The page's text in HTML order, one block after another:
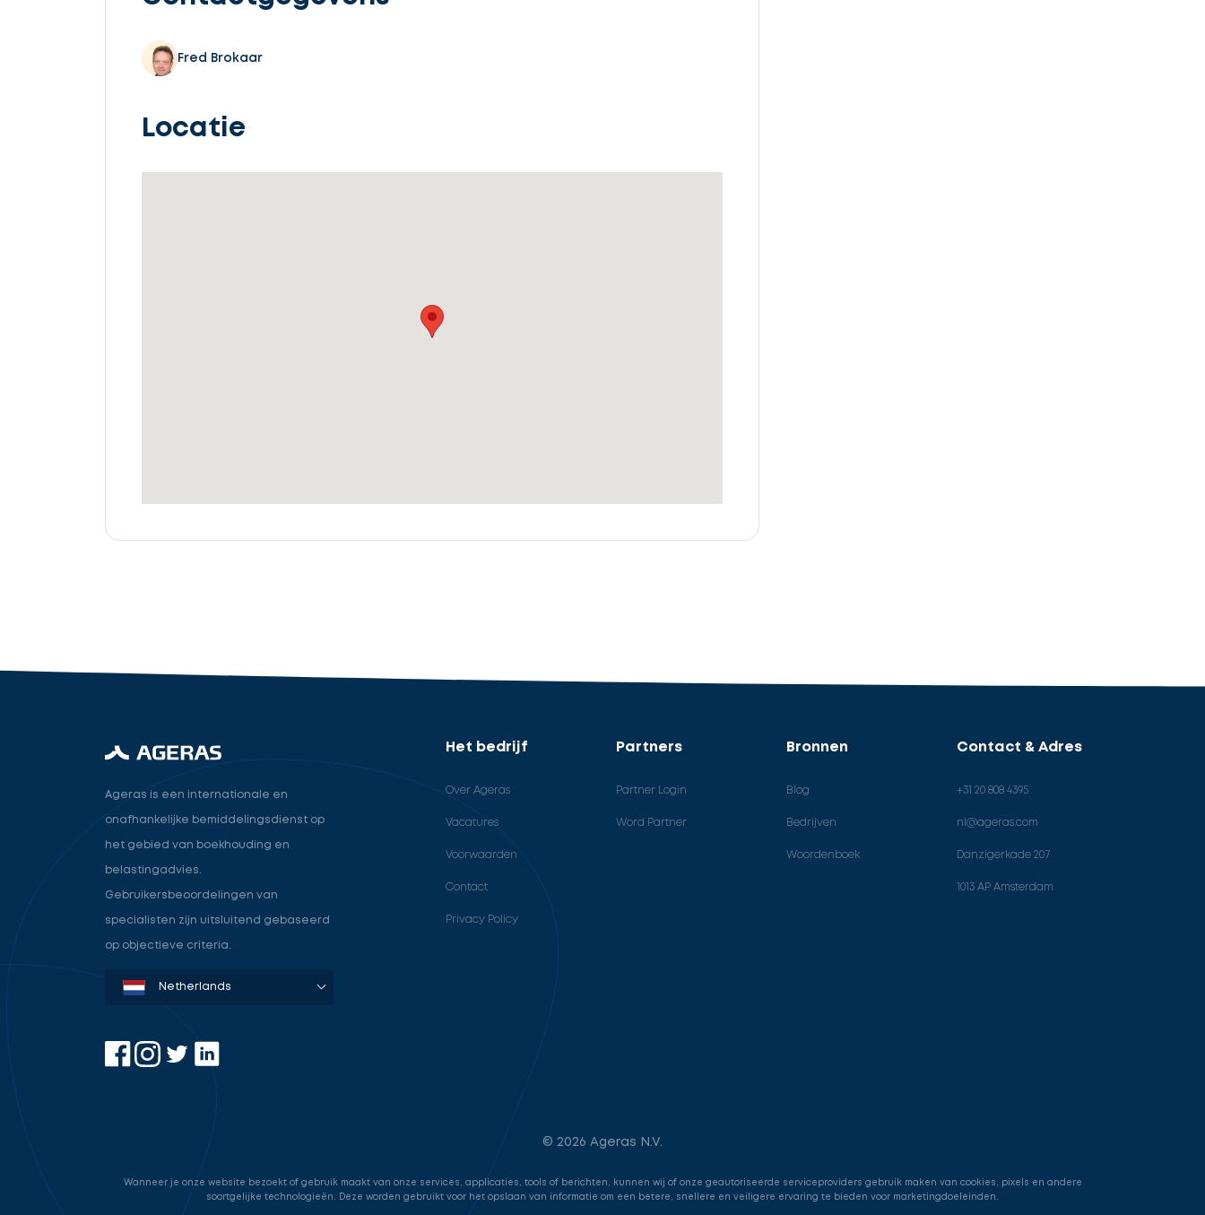
Fred Brokaar
Locatie
cta_box.sub_headline
Ageras is een internationale en
onafhankelijke bemiddelingsdienst op
het gebied van boekhouding en
belastingadvies.
Gebruikersbeoordelingen van
specialisten zijn uitsluitend gebaseerd
op objectieve criteria.
Denmark
Sweden
Norway
Netherlands
Germany
USA
Het bedrijf
Over Ageras
Vacatures
Voorwaarden
Contact
Privacy Policy
Partners
Partner Login
Word Partner
Bronnen
Blog
Bedrijven
Woordenboek
Contact & Adres
+31 20 808 4395
nl@ageras.com
Danzigerkade 207
1013 AP Amsterdam
© 2026 Ageras N.V.
Wanneer je onze website bezoekt of gebruik maakt van onze services, applicaties, tools of berichten, kunnen wij of onze geautoriseerde serviceproviders gebruik maken van cookies, pixels en andere
soortgelijke technologieën. Deze worden gebruikt voor het opslaan van informatie om een betere, snellere en veiligere ervaring te bieden voor marketingdoeleinden.